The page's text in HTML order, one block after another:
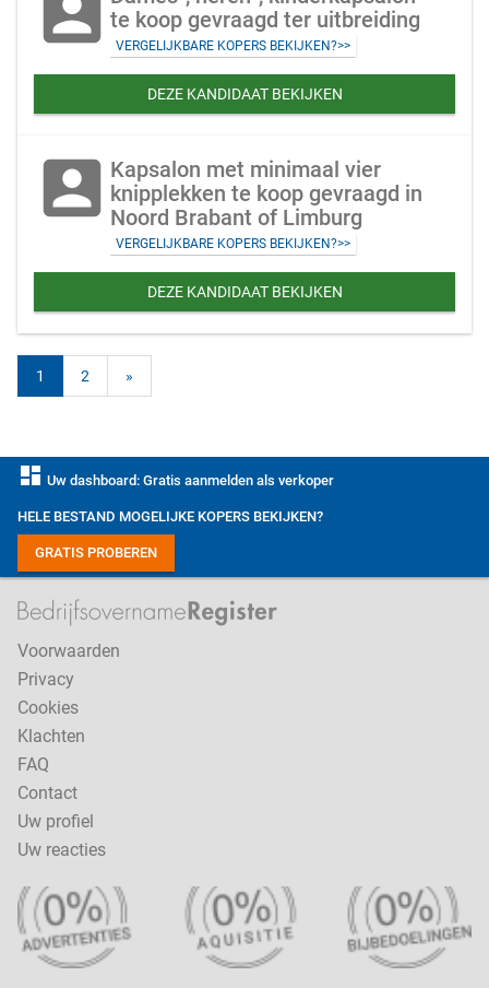
te koop gevraagd ter uitbreiding
VERGELIJKBARE KOPERS BEKIJKEN?>>
DEZE KANDIDAAT BEKIJKEN
account_box Kapsalon met minimaal vier
knipplekken te koop gevraagd in
Noord Brabant of Limburg
VERGELIJKBARE KOPERS BEKIJKEN?>>
DEZE KANDIDAAT BEKIJKEN
1 2 »
dashboard Uw dashboard: Gratis aanmelden als verkoper
HELE BESTAND MOGELIJKE KOPERS BEKIJKEN?
GRATIS PROBEREN
Voorwaarden
Privacy
Cookies
Klachten
FAQ
Contact
Uw profiel
Uw reacties